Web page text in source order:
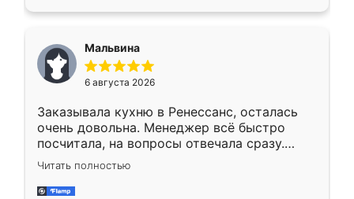
меньше, здесь же он более разнообразный.
Мне нравится ,если что-то потребуется из
мебели буду заказывать только здесь.
Мальвина
6 августа 2026
Заказывала кухню в Ренессанс, осталась
очень довольна. Менеджер всё быстро
посчитала, на вопросы отвечала сразу.
Замерщик приехал в субботу, подошёл к
делу со всей ответственностью. Собрали
за день, ребята работали аккуратно, даже
Читать полностью